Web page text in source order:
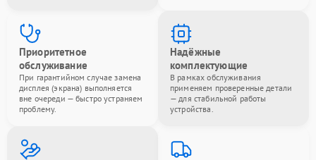
Приоритетное
обслуживание
При гарантийном случае замена
дисплея (экрана) выполняется
вне очереди — быстро устраняем
проблему.
Надёжные
комплектующие
В рамках обслуживания
применяем проверенные детали
— для стабильной работы
устройства.